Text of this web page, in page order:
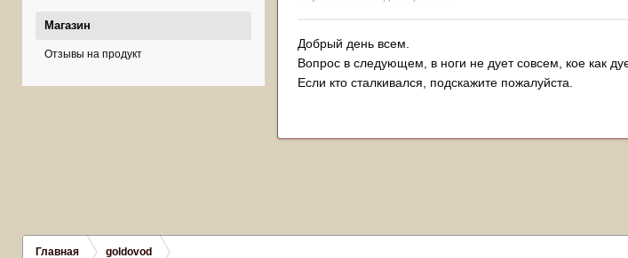
Магазин
Отзывы на продукт
Добрый день всем.
Вопрос в следующем, в ноги не дует совсем, кое как
Если кто сталкивался, подскажите пожалуйста.
Главная goldovod